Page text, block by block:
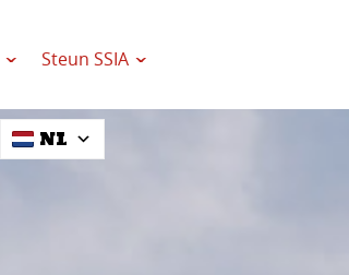
Steun SSIA
NL